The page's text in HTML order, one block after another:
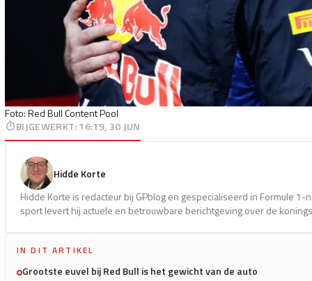
Foto: Red Bull Content Pool
BIJGEWERKT:16:19, 30 JUN
Hidde Korte
Hidde Korte is redacteur bij GPblog en gespecialiseerd in Formule
sport levert hij actuele en betrouwbare berichtgeving over de
IN DIT ARTIKEL
Grootste euvel bij Red Bull is het gewicht van de auto